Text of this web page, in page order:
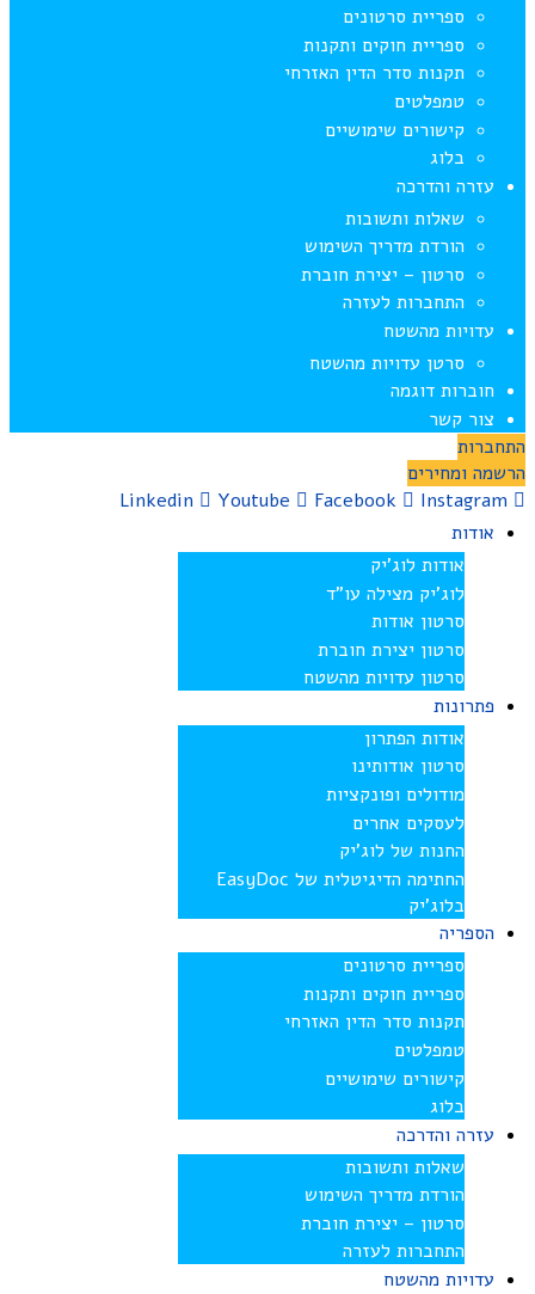
ספריית סרטונים
ספריית חוקים ותקנות
תקנות סדר הדין האזרחי
טמפלטים
קישורים שימושיים
בלוג
עזרה והדרכה
שאלות ותשובות
הורדת מדריך השימוש
סרטון – יצירת חוברת
התחברות לעזרה
עדויות מהשטח
סרטן עדויות מהשטח
חוברות דוגמה
צור קשר
התחברות
הרשמה ומחירים
Linkedin
Youtube Facebook
Instagram
אודות
אודות לוג’יק
לוג’יק מצילה עו”ד
סרטון אודות
סרטון יצירת חוברת
סרטון עדויות מהשטח
פתרונות
אודות הפתרון
סרטון אודותינו
מודולים ופונקציות
לעסקים אחרים
החנות של לוג’יק
החתימה הדיגיטלית של EasyDoc
בלוג’יק
הספריה
ספריית סרטונים
ספריית חוקים ותקנות
תקנות סדר הדין האזרחי
טמפלטים
קישורים שימושיים
בלוג
עזרה והדרכה
שאלות ותשובות
הורדת מדריך השימוש
סרטון – יצירת חוברת
התחברות לעזרה
עדויות מהשטח